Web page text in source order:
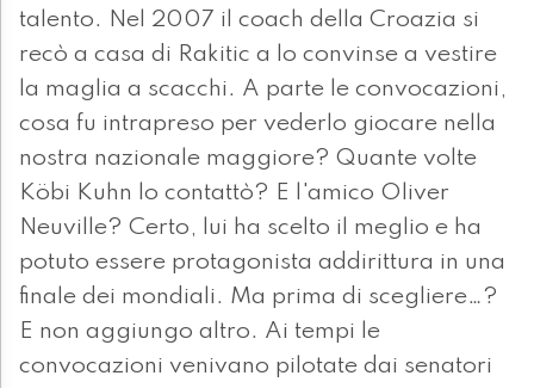
talento. Nel 2007 il coach della Croazia si
recò a casa di Rakitic a lo convinse a vestire
la maglia a scacchi. A parte le convocazioni,
cosa fu intrapreso per vederlo giocare nella
nostra nazionale maggiore? Quante volte
Köbi Kuhn lo contattò? E l'amico Oliver
Neuville? Certo, lui ha scelto il meglio e ha
potuto essere protagonista addirittura in una
finale dei mondiali. Ma prima di scegliere…?
E non aggiungo altro. Ai tempi le
convocazioni venivano pilotate dai senatori